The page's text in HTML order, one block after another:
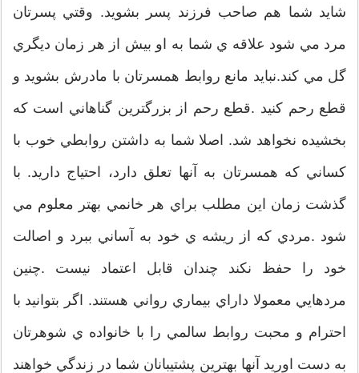
شايد شما هم صاحب فرزند پسر بشويد. وقتي پسرتان
مرد مي شود علاقه ي شما به او بيش از هر زمان ديگري
گل مي کند.نبايد مانع روابط همسرتان با مادرش بشويد و
قطع رحم کنيد .قطع رحم از بزرگترين گناهاني است که
بخشيده نخواهد شد. اصلا شما به داشتن روابطي خوب با
کساني که همسرتان به آنها تعلق دارد، احتياج داريد. با
گذشت زمان اين مطلب براي هر خانمي بهتر معلوم مي
شود .مردي که از ريشه ي خود به آساني ببرد و اصالت
خود را حفظ نکند چندان قابل اعتماد نيست .چنين
مردهايي معمولا داراي بيماري رواني هستند. اگر بتوانيد با
احترام و محبت روابط سالمي را با خانواده ي شوهرتان
به دست اوريد آنها بهترين پشتيبانان شما در زندگي خواهند